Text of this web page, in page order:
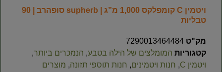
ויטמין C קומפלקס 1,000 מ”ג | supherb סופהרב | 90
טבליות
מק"ט 7290013464484
קטגוריות המומלצים של הילה בטבע, הנמכרים ביותר,
ויטמין C
, חנות ויטמינים, חנות תוספי תזונה, מוצרים